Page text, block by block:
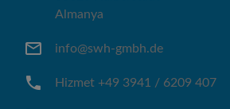
Almanya
info@swh-gmbh.de
Hizmet +49 3941 / 6209 407